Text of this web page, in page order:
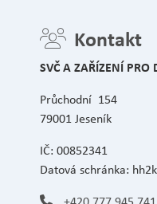
Kontakt
SVČ A ZAŘÍZENÍ PRO
Průchodní 154
79001 Jeseník
IČ: 00852341
Datová schránka: